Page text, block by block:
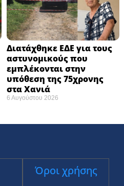
Διατάχθηκε ΕΔΕ για τους
αστυνομικούς που
εμπλέκονται στην
υπόθεση της 75χρονης
στα Χανιά
6 Αυγούστου 2026
Όροι χρήσης